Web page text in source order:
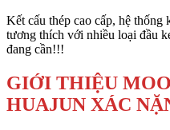
Kết cấu thép cao cấp, hệ
tương thích với nhiều loại đầu
đang cần!!!
GIỚI THIỆU
HUAJUN XÁC